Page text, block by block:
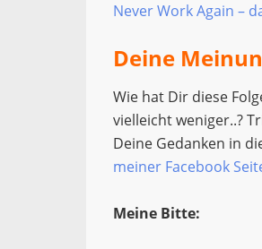
Never Work Again –
Deine
Wie hat Dir diese
vielleicht weniger..?
Deine Gedanken in
meiner Facebook
Meine Bitte: